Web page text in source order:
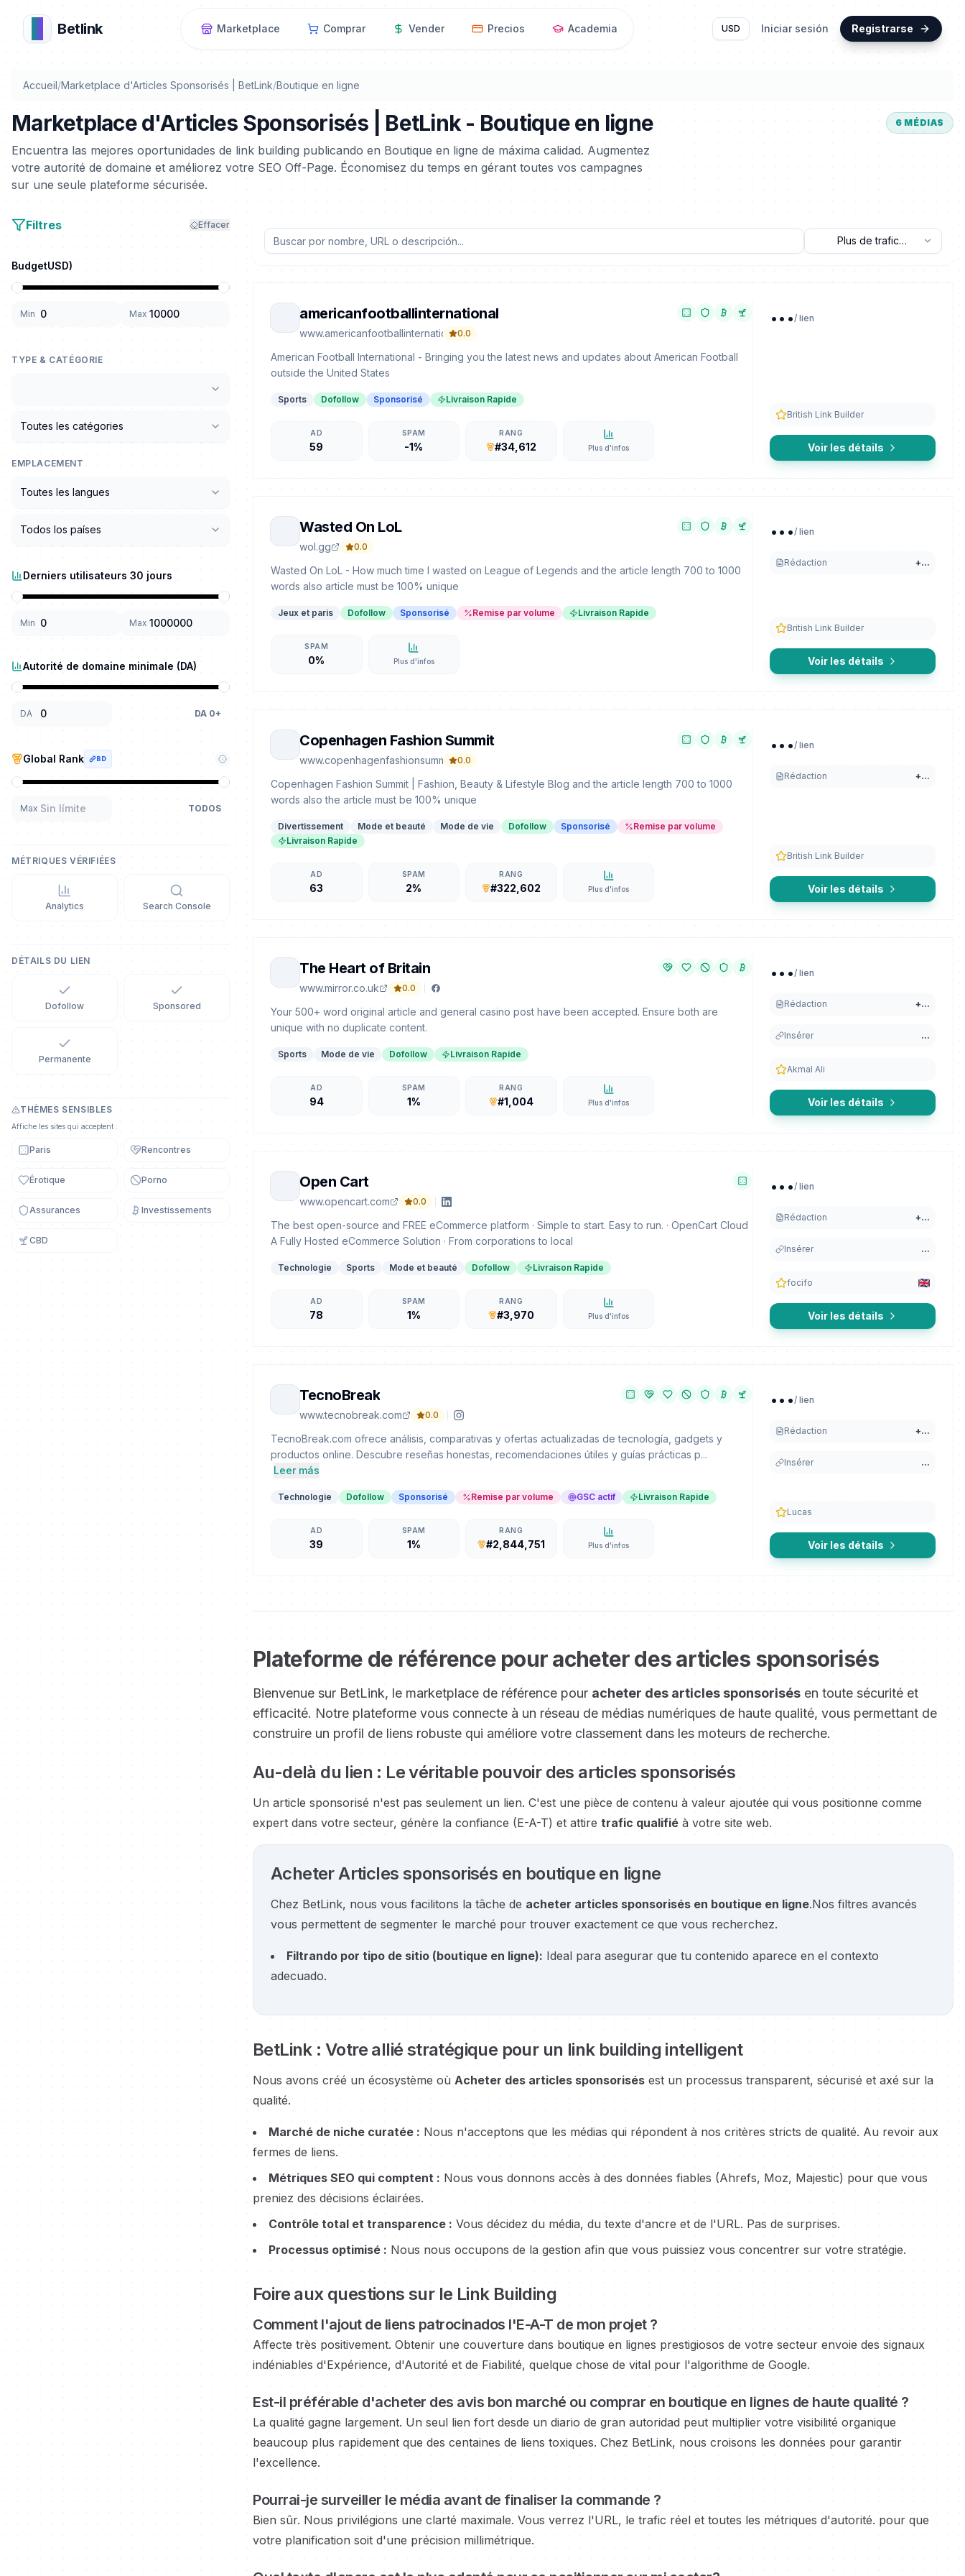
Betlink Marketplace Comprar Vender Precios Academia USD Iniciar sesión Registrarse
Accueil/Marketplace d'Articles Sponsorisés | BetLink/Boutique en ligne
Marketplace d'Articles Sponsorisés | BetLink - Boutique en ligne 6 MÉDIAS
Encuentra las mejores oportunidades de link building publicando en Boutique en ligne de máxima calidad. Augmentez
votre autorité de domaine et améliorez votre SEO Off-Page. Économisez du temps en gérant toutes vos campagnes
sur une seule plateforme sécurisée.
Filtres Effacer
BudgetUSD)
Min Max
TYPE & CATÉGORIE
Toutes les catégories
EMPLACEMENT
Toutes les langues
Todos los países
Derniers utilisateurs 30 jours
Min Max
Autorité de domaine minimale (DA)
DA DA 0+
Global Rank BD
Max TODOS
MÉTRIQUES VÉRIFIÉES
Analytics Search Console
DÉTAILS DU LIEN
Dofollow Sponsored
Permanente
THÈMES SENSIBLES
Affiche les sites qui acceptent :
Paris Rencontres
Érotique Porno
Assurances Investissements
CBD
Plus de trafic
(Analytique)
americanfootballinternational
www.americanfootballinternational.com
0.0
American Football International - Bringing you the latest news and updates about American Football
outside the United States
Sports Dofollow Sponsorisé Livraison Rapide
AD
59
SPAM
-1%
RANG
#34,612 Plus d'infos
.../ lien
British Link Builder
Voir les détails
Wasted On LoL
wol.gg 0.0
Wasted On LoL - How much time I wasted on League of Legends and the article length 700 to 1000
words also article must be 100% unique
Jeux et paris Dofollow Sponsorisé Remise par volume Livraison Rapide
SPAM
0% Plus d'infos
.../ lien
Rédaction +...
British Link Builder
Voir les détails
Copenhagen Fashion Summit
www.copenhagenfashionsummit.com
0.0
Copenhagen Fashion Summit | Fashion, Beauty & Lifestyle Blog and the article length 700 to 1000
words also the article must be 100% unique
Divertissement Mode et beauté Mode de vie Dofollow Sponsorisé
Remise par volume
Livraison Rapide
AD
63
SPAM
2%
RANG
#322,602 Plus d'infos
.../ lien
Rédaction +...
British Link Builder
Voir les détails
The Heart of Britain
www.mirror.co.uk 0.0
Your 500+ word original article and general casino post have been accepted. Ensure both are
unique with no duplicate content.
Sports Mode de vie Dofollow Livraison Rapide
AD
94
SPAM
1%
RANG
#1,004 Plus d'infos
.../ lien
Rédaction +...
Insérer ...
Akmal Ali
Voir les détails
Open Cart
www.opencart.com 0.0
The best open-source and FREE eCommerce platform · Simple to start. Easy to run. · OpenCart Cloud
A Fully Hosted eCommerce Solution · From corporations to local
Technologie Sports Mode et beauté Dofollow Livraison Rapide
AD
78
SPAM
1%
RANG
#3,970 Plus d'infos
.../ lien
Rédaction +...
Insérer ...
focifo
Voir les détails
TecnoBreak
www.tecnobreak.com 0.0
TecnoBreak.com ofrece análisis, comparativas y ofertas actualizadas de tecnología, gadgets y
productos online. Descubre reseñas honestas, recomendaciones útiles y guías prácticas p...
Leer más
Technologie Dofollow Sponsorisé Remise par volume GSC actif Livraison Rapide
AD
39
SPAM
1%
RANG
#2,844,751 Plus d'infos
.../ lien
Rédaction +...
Insérer ...
Lucas
Voir les détails
Plateforme de référence pour acheter des articles sponsorisés
Bienvenue sur BetLink, le marketplace de référence pour acheter des articles sponsorisés en toute sécurité et
efficacité. Notre plateforme vous connecte à un réseau de médias numériques de haute qualité, vous permettant de
construire un profil de liens robuste qui améliore votre classement dans les moteurs de recherche.
Au-delà du lien : Le véritable pouvoir des articles sponsorisés
Un article sponsorisé n'est pas seulement un lien. C'est une pièce de contenu à valeur ajoutée qui vous positionne comme
expert dans votre secteur, génère la confiance (E-A-T) et attire trafic qualifié à votre site web.
Acheter Articles sponsorisés en boutique en ligne
Chez BetLink, nous vous facilitons la tâche de acheter articles sponsorisés en boutique en ligne.Nos filtres avancés
vous permettent de segmenter le marché pour trouver exactement ce que vous recherchez.
Filtrando por tipo de sitio (boutique en ligne): Ideal para asegurar que tu contenido aparece en el contexto
adecuado.
BetLink : Votre allié stratégique pour un link building intelligent
Nous avons créé un écosystème où Acheter des articles sponsorisés est un processus transparent, sécurisé et axé sur la
qualité.
Marché de niche curatée : Nous n'acceptons que les médias qui répondent à nos critères stricts de qualité. Au revoir aux
fermes de liens.
Métriques SEO qui comptent : Nous vous donnons accès à des données fiables (Ahrefs, Moz, Majestic) pour que vous
preniez des décisions éclairées.
Contrôle total et transparence : Vous décidez du média, du texte d'ancre et de l'URL. Pas de surprises.
Processus optimisé : Nous nous occupons de la gestion afin que vous puissiez vous concentrer sur votre stratégie.
Foire aux questions sur le Link Building
Comment l'ajout de liens patrocinados l'E-A-T de mon projet ?
Affecte très positivement. Obtenir une couverture dans boutique en lignes prestigiosos de votre secteur envoie des signaux
indéniables d'Expérience, d'Autorité et de Fiabilité, quelque chose de vital pour l'algorithme de Google.
Est-il préférable d'acheter des avis bon marché ou comprar en boutique en lignes de haute qualité ?
La qualité gagne largement. Un seul lien fort desde un diario de gran autoridad peut multiplier votre visibilité organique
beaucoup plus rapidement que des centaines de liens toxiques. Chez BetLink, nous croisons les données pour garantir
l'excellence.
Pourrai-je surveiller le média avant de finaliser la commande ?
Bien sûr. Nous privilégions une clarté maximale. Vous verrez l'URL, le trafic réel et toutes les métriques d'autorité. pour que
votre planification soit d'une précision millimétrique.